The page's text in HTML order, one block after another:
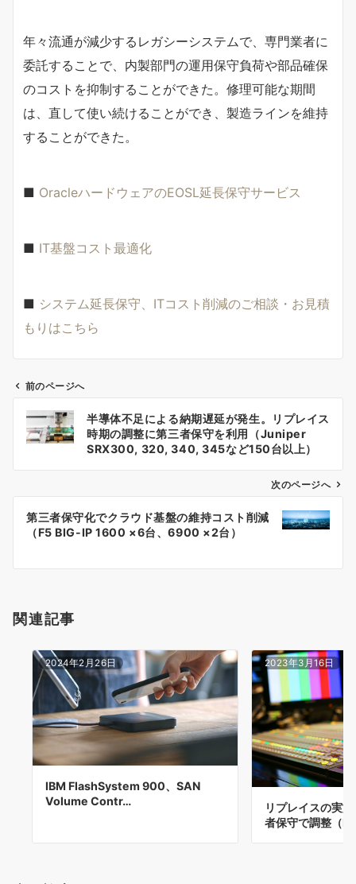
年々流通が減少するレガシーシステムで、専門業者に
委託することで、内製部門の運用保守負荷や部品確保
のコストを抑制することができた。修理可能な期間
は、直して使い続けることができ、製造ラインを維持
することができた。
■ OracleハードウェアのEOSL延長保守サービス
■ IT基盤コスト最適化
■ システム延長保守、ITコスト削減のご相談・お見積
もりはこちら
投
稿
ゲ
シ
ン
前のページへ
半導体不足による納期遅延が発生。リプレイス
時期の調整に第三者保守を利用（Juniper
SRX300, 320, 340, 345など150台以上）
次のページへ
第三者保守化でクラウド基盤の維持コスト削減
（F5 BIG-IP 1600 ×6台、6900 ×2台）
関連記事
2024年2月26日
IBM FlashSystem 900、SAN
Volume Contr…
2023年3月16日
リプレイスの実
者保守で調整（